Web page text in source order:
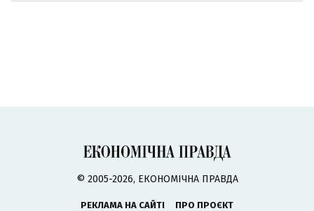
© 2005-2026, ЕКОНОМІЧНА ПРАВДА
РЕКЛАМА НА САЙТІ
ПРО ПРОЄКТ